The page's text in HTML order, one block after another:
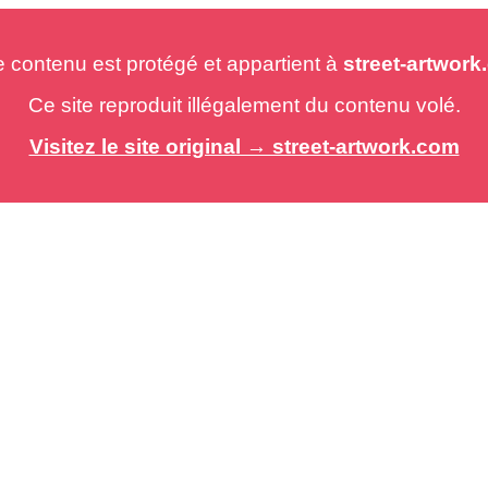
est protégé et appartient à street-
Ce site reproduit illégalement du contenu volé.
Visitez le site original → street-artwork.com